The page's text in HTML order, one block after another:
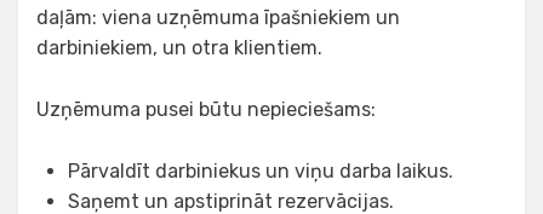
daļām: viena uzņēmuma īpašniekiem un
darbiniekiem, un otra klientiem.
Uzņēmuma pusei būtu nepieciešams:
Pārvaldīt darbiniekus un viņu darba laikus.
Saņemt un apstiprināt rezervācijas.